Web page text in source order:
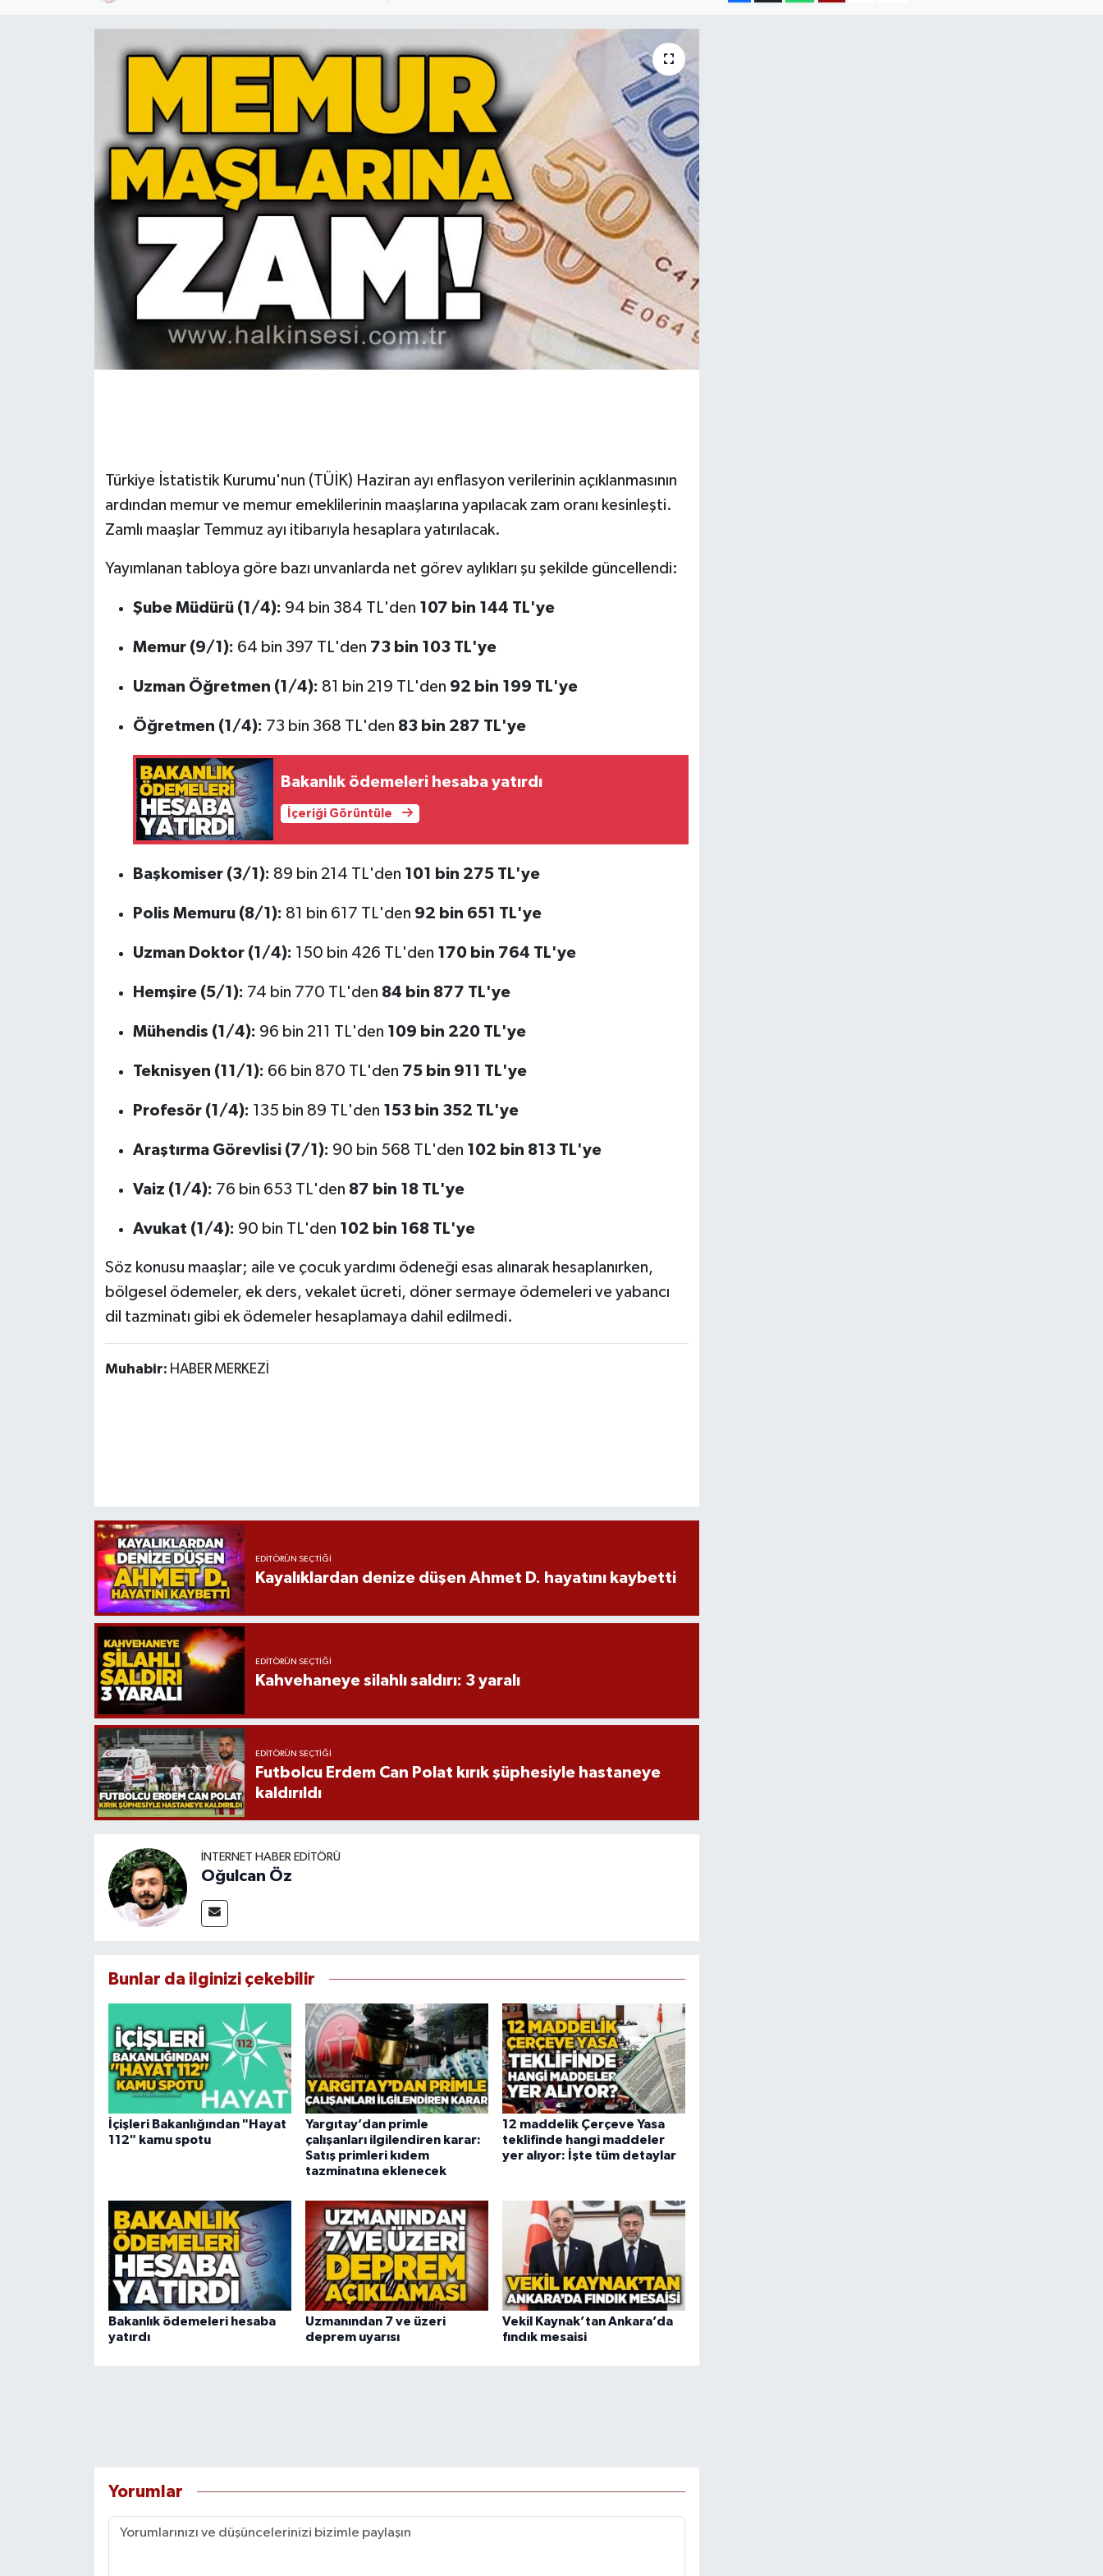
Türkiye İstatistik Kurumu'nun (TÜİK) Haziran ayı enflasyon verilerinin açıklanmasının
ardından memur ve memur emeklilerinin maaşlarına yapılacak zam oranı kesinleşti.
Zamlı maaşlar Temmuz ayı itibarıyla hesaplara yatırılacak.
Yayımlanan tabloya göre bazı unvanlarda net görev aylıkları şu şekilde güncellendi:
Şube Müdürü (1/4): 94 bin 384 TL'den 107 bin 144 TL'ye
Memur (9/1): 64 bin 397 TL'den 73 bin 103 TL'ye
Uzman Öğretmen (1/4): 81 bin 219 TL'den 92 bin 199 TL'ye
Öğretmen (1/4): 73 bin 368 TL'den 83 bin 287 TL'ye
Bakanlık ödemeleri hesaba yatırdı
İçeriği Görüntüle
Başkomiser (3/1): 89 bin 214 TL'den 101 bin 275 TL'ye
Polis Memuru (8/1): 81 bin 617 TL'den 92 bin 651 TL'ye
Uzman Doktor (1/4): 150 bin 426 TL'den 170 bin 764 TL'ye
Hemşire (5/1): 74 bin 770 TL'den 84 bin 877 TL'ye
Mühendis (1/4): 96 bin 211 TL'den 109 bin 220 TL'ye
Teknisyen (11/1): 66 bin 870 TL'den 75 bin 911 TL'ye
Profesör (1/4): 135 bin 89 TL'den 153 bin 352 TL'ye
Araştırma Görevlisi (7/1): 90 bin 568 TL'den 102 bin 813 TL'ye
Vaiz (1/4): 76 bin 653 TL'den 87 bin 18 TL'ye
Avukat (1/4): 90 bin TL'den 102 bin 168 TL'ye
Söz konusu maaşlar; aile ve çocuk yardımı ödeneği esas alınarak hesaplanırken,
bölgesel ödemeler, ek ders, vekalet ücreti, döner sermaye ödemeleri ve yabancı
dil tazminatı gibi ek ödemeler hesaplamaya dahil edilmedi.
Muhabir: HABER MERKEZİ
EDITÖRÜN SEÇTIĞI
Kayalıklardan denize düşen Ahmet D. hayatını kaybetti
EDITÖRÜN SEÇTIĞI
Kahvehaneye silahlı saldırı: 3 yaralı
EDITÖRÜN SEÇTIĞI
Futbolcu Erdem Can Polat kırık şüphesiyle hastaneye
kaldırıldı
İNTERNET HABER EDITÖRÜ
Oğulcan Öz
Bunlar da ilginizi çekebilir
İçişleri Bakanlığından "Hayat
112" kamu spotu
Yargıtay’dan primle
çalışanları ilgilendiren karar:
Satış primleri kıdem
tazminatına eklenecek
12 maddelik Çerçeve Yasa
teklifinde hangi maddeler
yer alıyor: İşte tüm detaylar
Bakanlık ödemeleri hesaba
yatırdı
Uzmanından 7 ve üzeri
deprem uyarısı
Vekil Kaynak’tan Ankara’da
fındık mesaisi
Yorumlar
BİLİM VE TEKNOLOJİ
Kültür - Sanat